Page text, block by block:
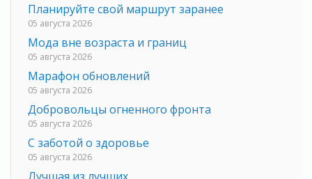
Планируйте свой маршрут заранее
05 августа 2026
Мода вне возраста и границ
05 августа 2026
Марафон обновлений
05 августа 2026
Добровольцы огненного фронта
05 августа 2026
С заботой о здоровье
05 августа 2026
Лучшая из лучших